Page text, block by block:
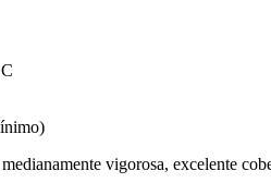
vigorosa, excelente